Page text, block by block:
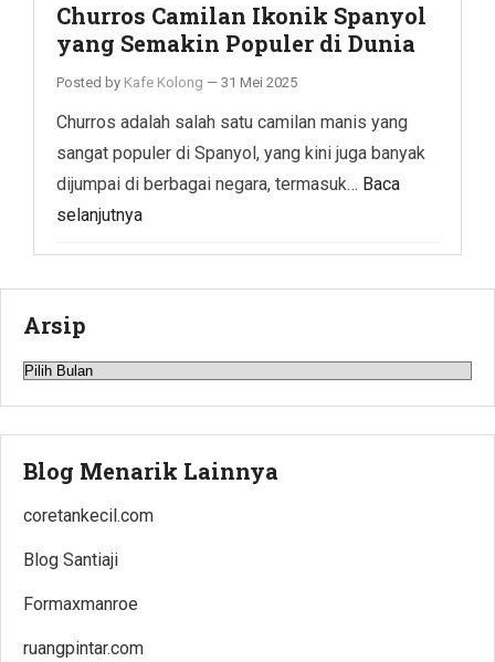
Churros Camilan Ikonik Spanyol
yang Semakin Populer di Dunia
Posted by Kafe Kolong — 31 Mei 2025
Churros adalah salah satu camilan manis yang
sangat populer di Spanyol, yang kini juga banyak
dijumpai di berbagai negara, termasuk… Baca
selanjutnya
Arsip
Arsip
Blog Menarik Lainnya
coretankecil.com
Blog Santiaji
Formaxmanroe
ruangpintar.com